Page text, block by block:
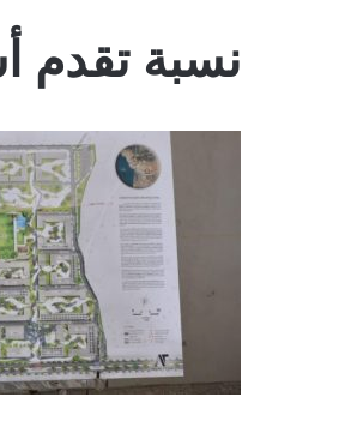
نسبة تقدم